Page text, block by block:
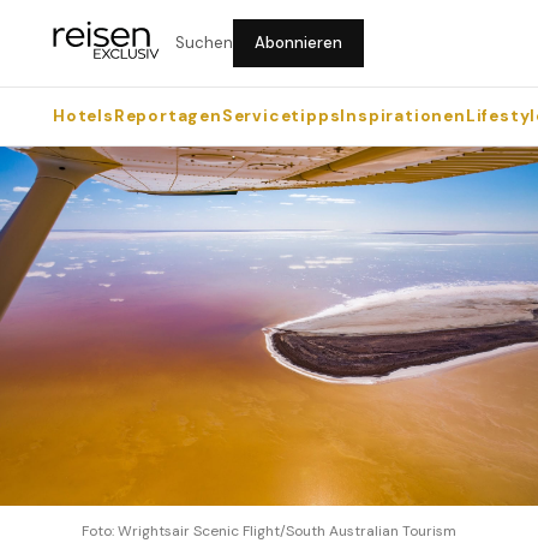
Suchen Abonnieren
HotelsReportagenServicetippsInspirationen
Foto: Wrightsair Scenic Flight/South Australian Tourism